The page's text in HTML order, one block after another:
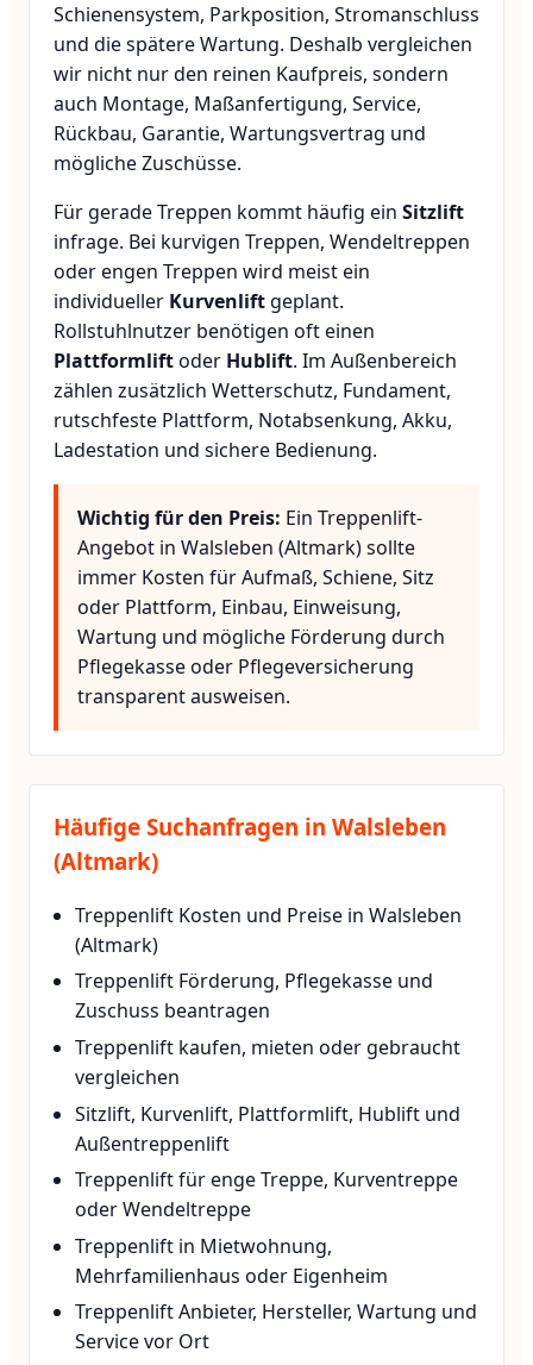
Schienensystem, Parkposition, Stromanschluss
und die spätere Wartung. Deshalb vergleichen
wir nicht nur den reinen Kaufpreis, sondern
auch Montage, Maßanfertigung, Service,
Rückbau, Garantie, Wartungsvertrag und
mögliche Zuschüsse.
Für gerade Treppen kommt häufig ein Sitzlift
infrage. Bei kurvigen Treppen, Wendeltreppen
oder engen Treppen wird meist ein
individueller Kurvenlift geplant.
Rollstuhlnutzer benötigen oft einen
Plattformliftoder Hublift. Im Außenbereich
zählen zusätzlich Wetterschutz, Fundament,
rutschfeste Plattform, Notabsenkung, Akku,
Ladestation und sichere Bedienung.
Wichtig für den Preis: Ein Treppenlift-
Angebot in Walsleben (Altmark) sollte
immer Kosten für Aufmaß, Schiene, Sitz
oder Plattform, Einbau, Einweisung,
Wartung und mögliche Förderung durch
Pflegekasse oder Pflegeversicherung
transparent ausweisen.
Häufige Suchanfragen in Walsleben
(Altmark)
Treppenlift Kosten und Preise in Walsleben
(Altmark)
Treppenlift Förderung, Pflegekasse und
Zuschuss beantragen
Treppenlift kaufen, mieten oder gebraucht
vergleichen
Sitzlift, Kurvenlift, Plattformlift, Hublift und
Außentreppenlift
Treppenlift für enge Treppe, Kurventreppe
oder Wendeltreppe
Treppenlift in Mietwohnung,
Mehrfamilienhaus oder Eigenheim
Treppenlift Anbieter, Hersteller, Wartung und
Service vor Ort